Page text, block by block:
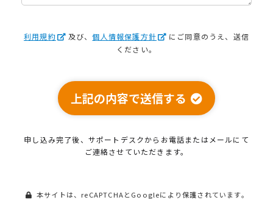
利用規約 及び、個人情報保護方針
にご同意のうえ、送信
ください。
上記の内容で送信する
申し込み完了後、サポートデスクから お電話またはメールにて
ご連絡させていただきます。
本サイトは、reCAPTCHAとGoogleにより保護されています。